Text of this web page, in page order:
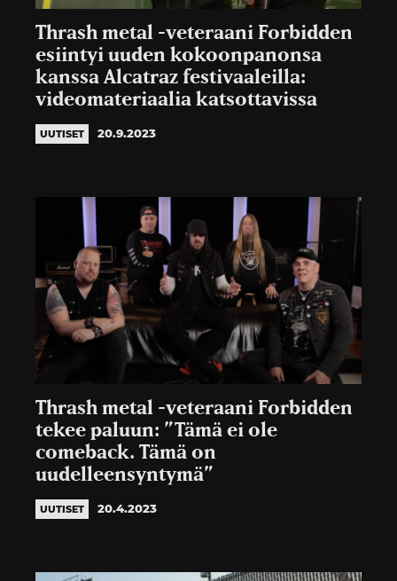
Thrash metal -veteraani Forbidden
esiintyi uuden kokoonpanonsa
kanssa Alcatraz festivaaleilla:
videomateriaalia katsottavissa
UUTISET 20.9.2023
Thrash metal -veteraani Forbidden
tekee paluun: ”Tämä ei ole
comeback. Tämä on
uudelleensyntymä”
UUTISET 20.4.2023